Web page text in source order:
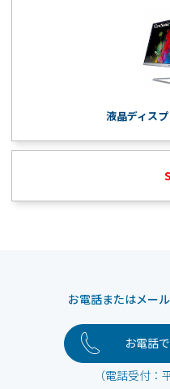
液晶ディス
お電話またはメー
お電話
（電話受付：